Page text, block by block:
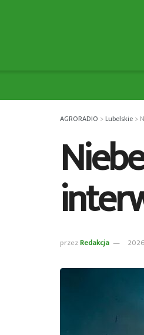
AGRORADIO >Lubelskie >
przezRedakcja